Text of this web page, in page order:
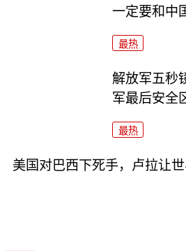
一定要和中
最热
解放军五秒
军最后安全
最热
美国对巴西下死手，卢拉让